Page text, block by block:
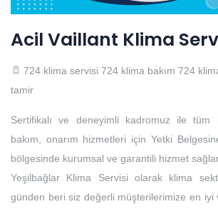
Acil Vaillant Klima
724 klima servisi 724 klima bakım 724
tamir
Sertifikalı ve deneyimli kadromuz ile tüm
bakım, onarım hizmetleri için Yetki
bölgesinde kurumsal ve garantili hizmet
Yeşilbağlar Klima Servisi olarak klima
günden beri siz değerli müşterilerimize en iyi